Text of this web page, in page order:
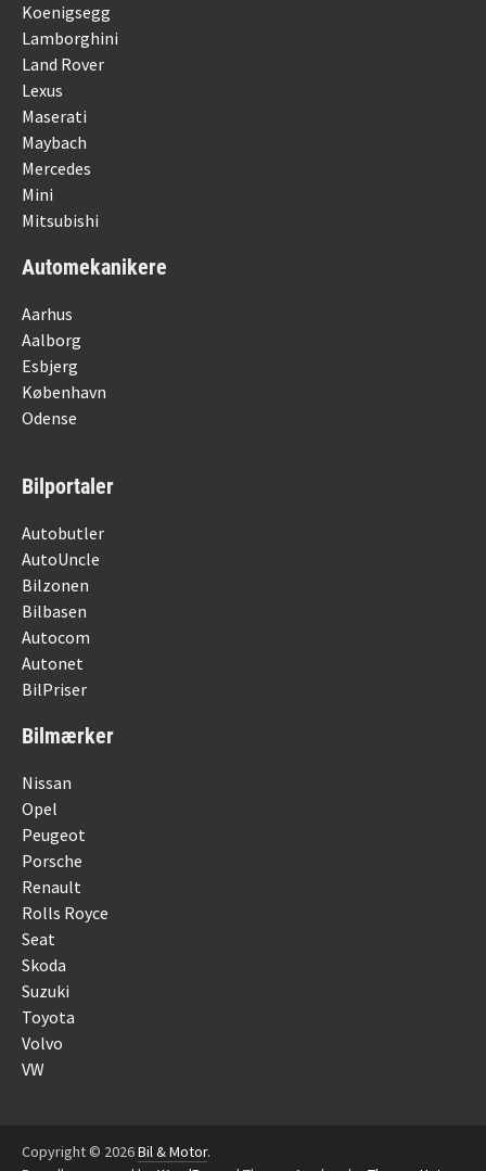
Koenigsegg
Lamborghini
Land Rover
Lexus
Maserati
Maybach
Mercedes
Mini
Mitsubishi
Automekanikere
Aarhus
Aalborg
Esbjerg
København
Odense
Bilportaler
Autobutler
AutoUncle
Bilzonen
Bilbasen
Autocom
Autonet
BilPriser
Bilmærker
Nissan
Opel
Peugeot
Porsche
Renault
Rolls Royce
Seat
Skoda
Suzuki
Toyota
Volvo
VW
Copyright © 2026Bil & Motor.